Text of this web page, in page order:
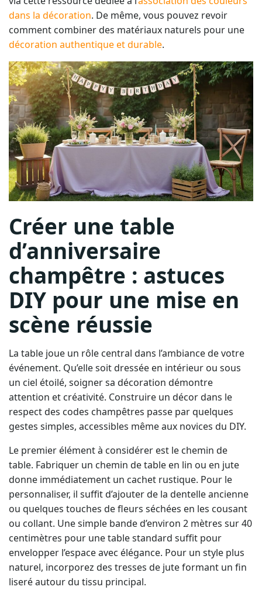
dans la décoration. De même, vous pouvez revoir
comment combiner des matériaux naturels pour une
décoration authentique et durable
Créer une table
d’anniversaire
champêtre : astuces
DIY pour une mise en
scène réussie
événement. Qu’elle soit dressée en intérieur ou sous
un ciel étoilé, soigner sa décoration démontre
attention et créativité. Construire un décor dans le
respect des codes champêtres passe par quelques
gestes simples, accessibles même aux novices du DIY.
table. Fabriquer un chemin de table en lin ou en jute
donne immédiatement un cachet rustique. Pour le
personnaliser, il suffit d’ajouter de la dentelle ancienne
ou quelques touches de fleurs séchées en les cousant
ou collant. Une simple bande d’environ 2 mètres sur 40
centimètres pour une table standard suffit pour
envelopper l’espace avec élégance. Pour un style plus
naturel, incorporez des tresses de jute formant un fin
liseré autour du tissu principal.